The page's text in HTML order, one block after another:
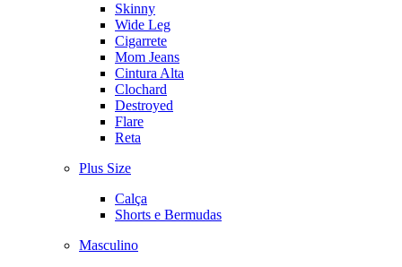
Skinny
Wide Leg
Cigarrete
Mom Jeans
Cintura Alta
Clochard
Destroyed
Flare
Reta
Plus Size
Calça
Shorts e Bermudas
Masculino